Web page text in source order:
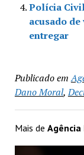
Polícia
acusado
entregar
Publicado em
Dano Moral,
Mais de